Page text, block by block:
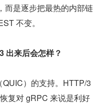
而是逐步把最热的内部链
不变。
出来后会怎样？
）的支持。HTTP/3
复对 gRPC 来说是利好